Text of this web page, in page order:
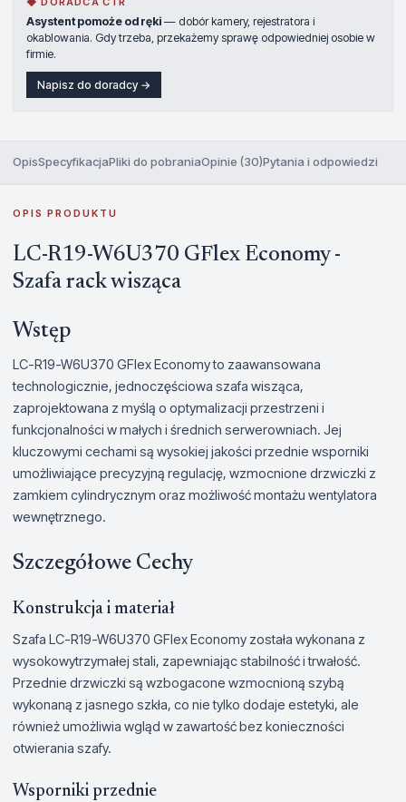
Asystent pomoże od ręki — dobór kamery, rejestratora i
okablowania. Gdy trzeba, przekażemy sprawę odpowiedniej osobie w
firmie.
Napisz do doradcy →
OpisSpecyfikacjaPliki do pobraniaOpinie (30)Pytania i odpowiedzi
OPIS PRODUKTU
LC-R19-W6U370 GFlex Economy -
Szafa rack wisząca
Wstęp
LC-R19-W6U370 GFlex Economy to zaawansowana
technologicznie, jednoczęściowa szafa wisząca,
zaprojektowana z myślą o optymalizacji przestrzeni i
funkcjonalności w małych i średnich serwerowniach. Jej
kluczowymi cechami są wysokiej jakości przednie wsporniki
umożliwiające precyzyjną regulację, wzmocnione drzwiczki z
zamkiem cylindrycznym oraz możliwość montażu wentylatora
wewnętrznego.
Szczegółowe Cechy
Konstrukcja i materiał
Szafa LC-R19-W6U370 GFlex Economy została wykonana z
wysokowytrzymałej stali, zapewniając stabilność i trwałość.
Przednie drzwiczki są wzbogacone wzmocnioną szybą
wykonaną z jasnego szkła, co nie tylko dodaje estetyki, ale
również umożliwia wgląd w zawartość bez konieczności
otwierania szafy.
Wsporniki przednie